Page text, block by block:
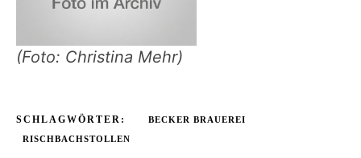
(Foto: Christina Mehr)
SCHLAGWÖRTER:
BECKER BRAUEREI
RISCHBACHSTOLLEN